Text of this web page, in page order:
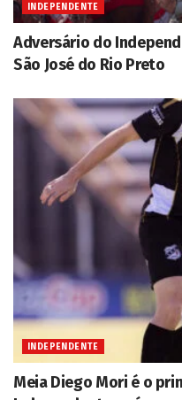
INDEPENDENTE
Adversário do
São José do Rio Preto
INDEPENDENTE
Meia Diego Mori é o